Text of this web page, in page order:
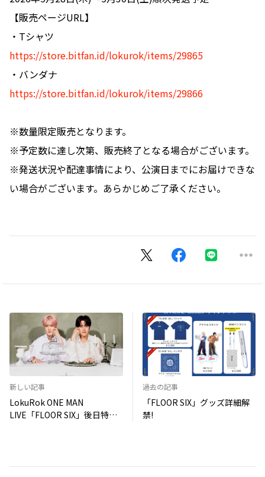
【販売ページURL】
・Tシャツ
https://store.bitfan.id/lokurok/items/29865
・バンダナ
https://store.bitfan.id/lokurok/items/29866
※数量限定販売となります。
※予定数に達し次第、販売終了となる場合がございます。
※発送状況や配達事情により、公演日までにお届けできな
い場合がございます。あらかじめご了承ください。
新しい記事
LokuRok ONE MAN
LIVE「FLOOR SIX」後日特典
過去の記事
「FLOOR SIX」グッズ詳細解
禁!